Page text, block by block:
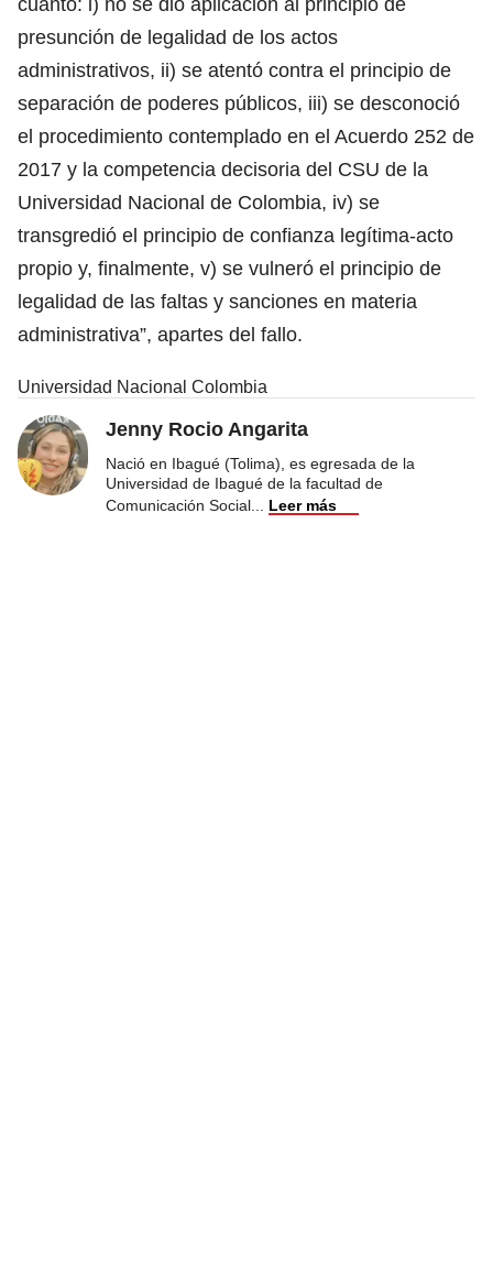
presunción de legalidad de los actos
administrativos, ii) se atentó contra el principio de
separación de poderes públicos, iii) se desconoció
el procedimiento contemplado en el Acuerdo 252 de
2017 y la competencia decisoria del CSU de la
Universidad Nacional de Colombia, iv) se
transgredió el principio de confianza legítima-acto
propio y, finalmente, v) se vulneró el principio de
legalidad de las faltas y sanciones en materia
administrativa”, apartes del fallo.
Universidad Nacional Colombia
Jenny Rocio Angarita
Nació en Ibagué (Tolima), es egresada de la
Universidad de Ibagué de la facultad de
Comunicación Social
Leer más